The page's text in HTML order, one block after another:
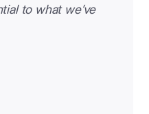
to what we’ve